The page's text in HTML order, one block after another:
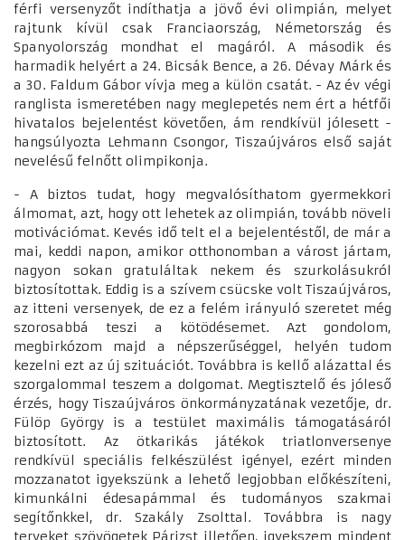
férfi versenyzőt indíthatja a jövő évi olimpián, melyet
rajtunk kívül csak Franciaország, Németország és
Spanyolország mondhat el magáról. A második és
harmadik helyért a 24. Bicsák Bence, a 26. Dévay Márk és
a 30. Faldum Gábor vívja meg a külön csatát. - Az év végi
ranglista ismeretében nagy meglepetés nem ért a hétfői
hivatalos bejelentést követően, ám rendkívül jólesett -
hangsúlyozta Lehmann Csongor, Tiszaújváros első saját
nevelésű felnőtt olimpikonja.
- A biztos tudat, hogy megvalósíthatom gyermekkori
álmomat, azt, hogy ott lehetek az olimpián, tovább növeli
motivációmat. Kevés idő telt el a bejelentéstől, de már a
mai, keddi napon, amikor otthonomban a várost jártam,
nagyon sokan gratuláltak nekem és szurkolásukról
biztosítottak. Eddig is a szívem csücske volt Tiszaújváros,
az itteni versenyek, de ez a felém irányuló szeretet még
szorosabbá teszi a kötödésemet. Azt gondolom,
megbirkózom majd a népszerűséggel, helyén tudom
kezelni ezt az új szituációt. Továbbra is kellő alázattal és
szorgalommal teszem a dolgomat. Megtisztelő és jóleső
érzés, hogy Tiszaújváros önkormányzatának vezetője, dr.
Fülöp György is a testület maximális támogatásáról
biztosított. Az ötkarikás játékok triatlonversenye
rendkívül speciális felkészülést igényel, ezért minden
mozzanatot igyekszünk a lehető legjobban előkészíteni,
kimunkálni édesapámmal és tudományos szakmai
segítőnkkel, dr. Szakály Zsolttal. Továbbra is nagy
terveket szövögetek Párizst illetően, igyekszem mindent